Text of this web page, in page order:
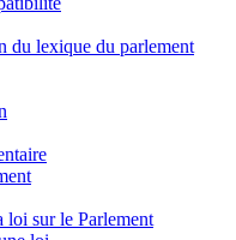
du lexique du parlement
loi sur le Parlement